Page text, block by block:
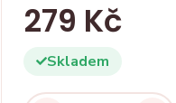
279 Kč
Skladem